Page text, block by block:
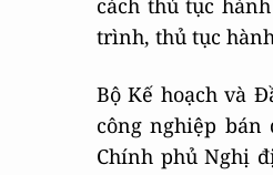
cách thủ tục
trình, thủ tục
Bộ Kế hoạch và
công nghiệp
Chính phủ Nghị